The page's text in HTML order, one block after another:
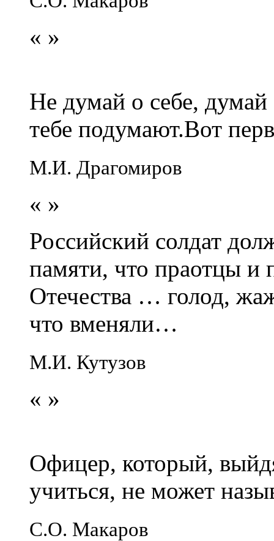
« »
Не думай о себе,
тебе подумают.Вот
М.И. Драгомиров
« »
Российский солдат
памяти, что праотцы и
Отечества … голод,
что вменяли…
М.И. Кутузов
« »
Офицер, который,
учиться, не может
С.О. Макаров